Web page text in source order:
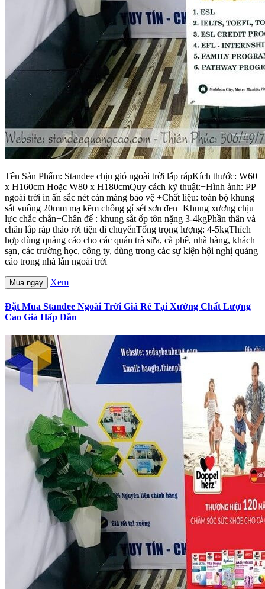
Tên Sản Phẩm: Standee chịu gió ngoài trời lắp rápKích thước: W60
x H160cm Hoặc W80 x H180cmQuy cách kỹ thuật:+Hình ảnh: PP
ngoài trời in ấn sắc nét cán màng bảo vệ +Chất liệu: toàn bộ khung
sắt vuông 20mm mạ kẽm chống gỉ sét sơn đen+Khung xương chịu
lực chắc chắn+Chân đế : khung sắt ốp tôn nặng 3-4kgPhần thân và
chân lắp ráp tháo rời tiện di chuyểnTổng trọng lượng: 4-5kgThích
hợp dùng quảng cáo cho các quán trà sữa, cà phê, nhà hàng, khách
sạn, các trường học, công ty, dùng trong các sự kiện hội nghị quảng
cáo trong nhà lẫn ngoài trời
Mua ngay Xem
Đặt Mua Standee Ngoài Trời Giá Rẻ Tại Xưởng Chất Lượng
Cao Giá Hấp Dẫn